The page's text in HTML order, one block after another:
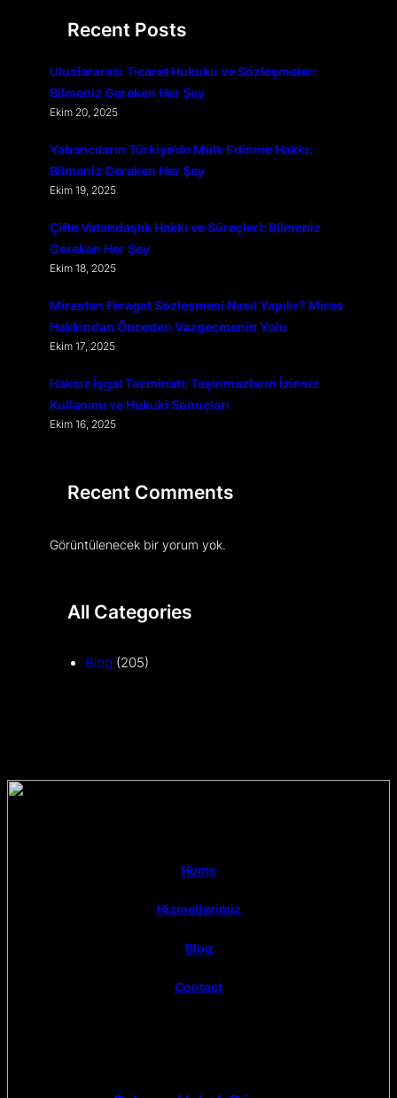
Recent Posts
Uluslararası Ticaret Hukuku ve Sözleşmeler:
Bilmeniz Gereken Her Şey
Ekim 20, 2025
Yabancıların Türkiye’de Mülk Edinme Hakkı:
Bilmeniz Gereken Her Şey
Ekim 19, 2025
Çifte Vatandaşlık Hakkı ve Süreçleri: Bilmeniz
Gereken Her Şey
Ekim 18, 2025
Mirastan Feragat Sözleşmesi Nasıl Yapılır? Miras
Hakkından Önceden Vazgeçmenin Yolu
Ekim 17, 2025
Haksız İşgal Tazminatı: Taşınmazların İzinsiz
Kullanımı ve Hukuki Sonuçları
Ekim 16, 2025
Recent Comments
Görüntülenecek bir yorum yok.
All Categories
Blog (205)
Home
Hizmetlerimiz
Blog
Contact